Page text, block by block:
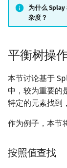
为什么
杂度？
平衡树操
本节讨论基于
中，较为重要的
特定的元素找到
作为例子，本节
按照值查找